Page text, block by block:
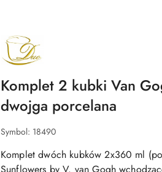
NAZWA
PRODUCENTA:
DUO
Komplet 2 kubki Van
dwojga porcelana
Symbol: 18490
Komplet dwóch kubków 2x360 ml